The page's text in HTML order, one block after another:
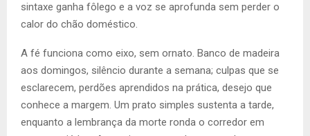
sintaxe ganha fôlego e a voz se aprofunda sem perder o
calor do chão doméstico.
A fé funciona como eixo, sem ornato. Banco de madeira
aos domingos, silêncio durante a semana; culpas que se
esclarecem, perdões aprendidos na prática, desejo que
conhece a margem. Um prato simples sustenta a tarde,
enquanto a lembrança da morte ronda o corredor em